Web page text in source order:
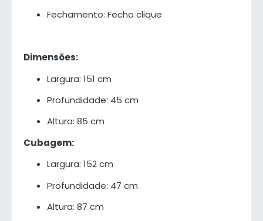
Fechamento: Fecho clique
Dimensões:
Largura: 151 cm
Profundidade: 45 cm
Altura: 85 cm
Cubagem:
Largura: 152 cm
Profundidade: 47 cm
Altura: 87 cm